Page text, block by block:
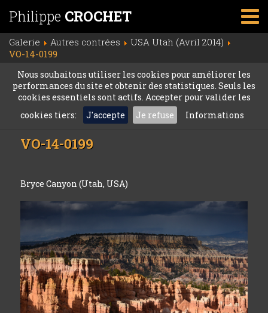
Philippe CROCHET
Galerie Autres contrées
USA Utah (Avril 2014)
VO-14-0199
Nous souhaitons utiliser les cookies pour améliorer les
performances du site et obtenir des statistiques. Seuls les
cookies essentiels sont actifs. Accepter pour valider les
cookies tiers:
J'accepte Je refuse Informations
VO-14-0199
Bryce Canyon (Utah, USA)